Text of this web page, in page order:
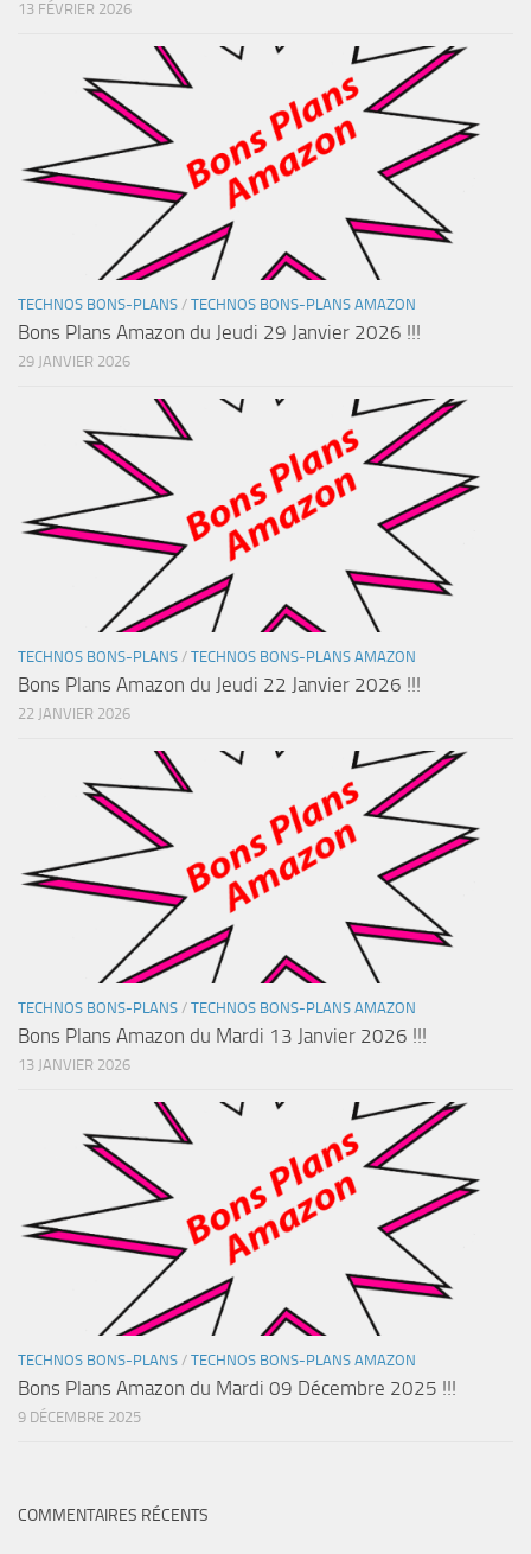
13 FÉVRIER 2026
TECHNOS BONS-PLANS / TECHNOS BONS-PLANS AMAZON
Bons Plans Amazon du Jeudi 29 Janvier 2026 !!!
29 JANVIER 2026
TECHNOS BONS-PLANS / TECHNOS BONS-PLANS AMAZON
Bons Plans Amazon du Jeudi 22 Janvier 2026 !!!
22 JANVIER 2026
TECHNOS BONS-PLANS / TECHNOS BONS-PLANS AMAZON
Bons Plans Amazon du Mardi 13 Janvier 2026 !!!
13 JANVIER 2026
TECHNOS BONS-PLANS / TECHNOS BONS-PLANS AMAZON
Bons Plans Amazon du Mardi 09 Décembre 2025 !!!
9 DÉCEMBRE 2025
COMMENTAIRES RÉCENTS